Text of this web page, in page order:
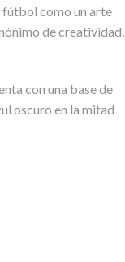
fútbol como un arte
de creatividad,
con una base de
oscuro en la mitad